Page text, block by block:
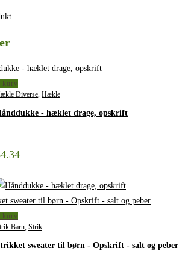
Diverse, Hækle
- hæklet drage, opskrift
4.34
Barn, Strik
sweater til børn - Opskrift - salt og peber